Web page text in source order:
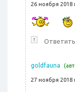
26 ноября 2018
↑ Ответить
goldfauna
27 ноября 2018